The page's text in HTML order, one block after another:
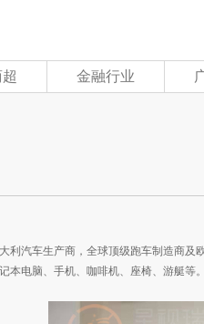
金融行业
利汽车生产商，全球顶级跑车制造商及
本电脑、手机、咖啡机、座椅、游艇等。